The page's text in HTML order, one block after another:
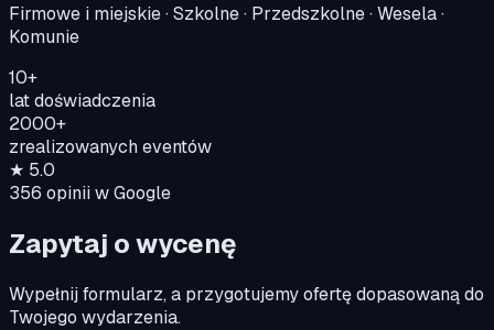
Firmowe i miejskie · Szkolne · Przedszkolne · Wesela ·
Komunie
10+
lat doświadczenia
2000+
zrealizowanych eventów
★ 5.0
356 opinii w Google
Zapytaj o wycenę
Wypełnij formularz, a przygotujemy ofertę dopasowaną do
Twojego wydarzenia.